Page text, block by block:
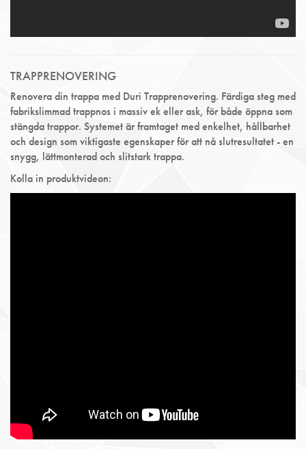
TRAPPRENOVERING
Renovera din trappa med Duri Trapprenovering. Färdiga steg med
fabrikslimmad trappnos i massiv ek eller ask, för både öppna som
stängda trappor. Systemet är framtaget med enkelhet, hållbarhet
och design som viktigaste egenskaper för att nå slutresultatet - en
snygg, lättmonterad och slitstark trappa.
Kolla in produktvideon: